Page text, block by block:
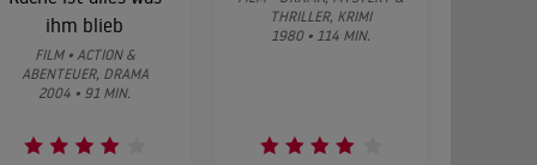
ihm blieb
FILM • ACTION &
ABENTEUER, DRAMA
2004 • 91 MIN.
THRILLER, KRIMI
1980 • 114 MIN.